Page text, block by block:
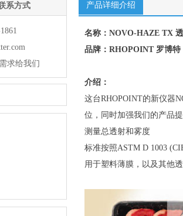
系方式
求给我们
名称：NOVO-HAZE TX
品牌：RHOPOINT 罗博特
介绍：
这台RHOPOINT的新仪器
位，同时加强我们的产品
测量总透射和雾度
标准按照ASTM D 1003
用于塑料薄膜，以及其他
产品详细介绍